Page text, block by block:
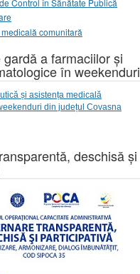
comunitară
a farmaciilor și
în weekenduri
și asistența medicală
din județul Covasna
deschisă și